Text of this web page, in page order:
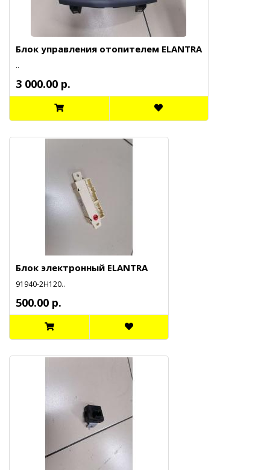
Блок управления отопителем ELANTRA
..
3 000.00 р.
Блок электронный ELANTRA
91940-2H120..
500.00 р.